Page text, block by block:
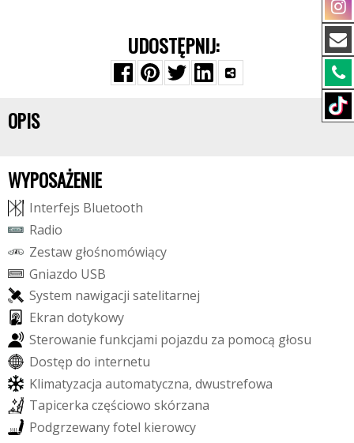
UDOSTĘPNIJ:
OPIS
WYPOSAŻENIE
Interfejs Bluetooth
Radio
Zestaw głośnomówiący
Gniazdo USB
System nawigacji satelitarnej
Ekran dotykowy
Sterowanie funkcjami pojazdu za pomocą głosu
Dostęp do internetu
Klimatyzacja automatyczna, dwustrefowa
Tapicerka częściowo skórzana
Podgrzewanyfotel kierowcy